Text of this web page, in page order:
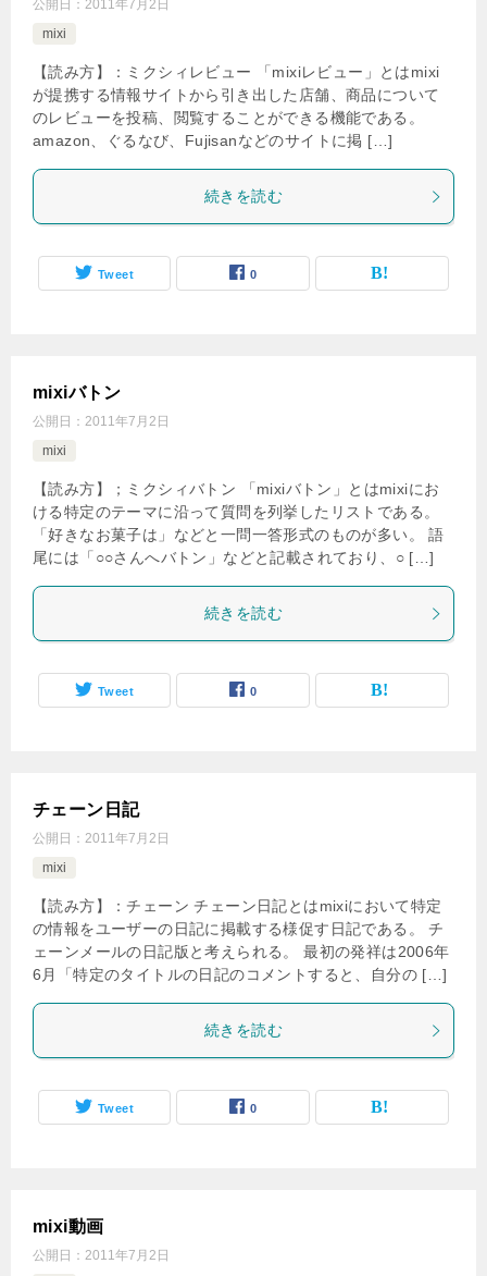
公開日： 2011年7月2日
mixi
【読み方】：ミクシィレビュー 「mixiレビュー」とはmixi
が提携する情報サイトから引き出した店舗、商品について
のレビューを投稿、閲覧することができる機能である。
amazon、ぐるなび、Fujisanなどのサイトに掲 […]
続きを読む
Tweet 0
mixiバトン
公開日： 2011年7月2日
mixi
【読み方】；ミクシィバトン 「mixiバトン」とはmixiにお
ける特定のテーマに沿って質問を列挙したリストである。
「好きなお菓子は」などと一問一答形式のものが多い。 語
尾には「○○さんへバトン」などと記載されており、○ […]
続きを読む
Tweet 0
チェーン日記
公開日： 2011年7月2日
mixi
【読み方】：チェーン チェーン日記とはmixiにおいて特定
の情報をユーザーの日記に掲載する様促す日記である。 チ
ェーンメールの日記版と考えられる。 最初の発祥は2006年
6月「特定のタイトルの日記のコメントすると、自分の […]
続きを読む
Tweet 0
mixi動画
公開日： 2011年7月2日